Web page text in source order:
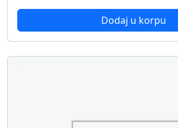
Dodaj u korpu